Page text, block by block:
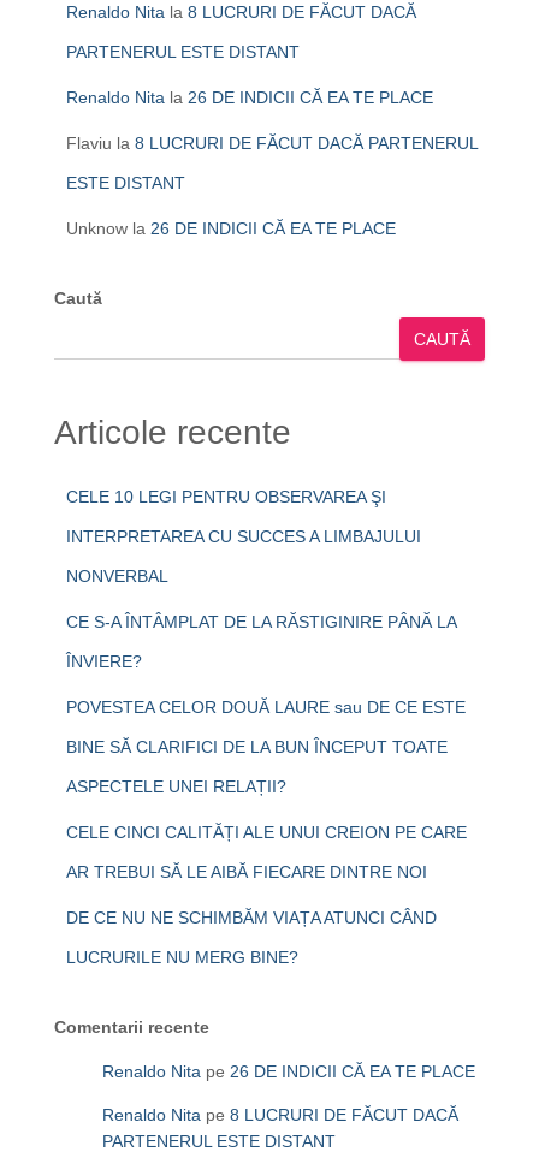
Renaldo Nita la 8 LUCRURI DE FĂCUT DACĂ
PARTENERUL ESTE DISTANT
Renaldo Nita la 26 DE INDICII CĂ EA TE PLACE
Flaviu la 8 LUCRURI DE FĂCUT DACĂ PARTENERUL
ESTE DISTANT
Unknow la 26 DE INDICII CĂ EA TE PLACE
Caută
CAUTĂ
Articole recente
CELE 10 LEGI PENTRU OBSERVAREA ŞI
INTERPRETAREA CU SUCCES A LIMBAJULUI
NONVERBAL
CE S-A ÎNTÂMPLAT DE LA RĂSTIGINIRE PÂNĂ LA
ÎNVIERE?
POVESTEA CELOR DOUĂ LAURE sau DE CE ESTE
BINE SĂ CLARIFICI DE LA BUN ÎNCEPUT TOATE
ASPECTELE UNEI RELAȚII?
CELE CINCI CALITĂȚI ALE UNUI CREION PE CARE
AR TREBUI SĂ LE AIBĂ FIECARE DINTRE NOI
DE CE NU NE SCHIMBĂM VIAȚA ATUNCI CÂND
LUCRURILE NU MERG BINE?
Comentarii recente
Renaldo Nita pe 26 DE INDICII CĂ EA TE PLACE
Renaldo Nita pe 8 LUCRURI DE FĂCUT DACĂ
PARTENERUL ESTE DISTANT